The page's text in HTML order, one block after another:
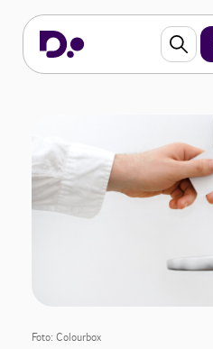
Foto: Colourbox